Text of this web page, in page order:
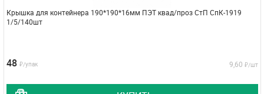
Крышка для контейнера 190*190*16мм ПЭТ квад/проз СтП СпК-1919
1/5/140шт
48 ₽/упак 9,60 ₽/шт